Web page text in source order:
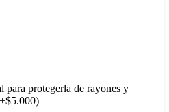
para protegerla de rayones y
$5.000)